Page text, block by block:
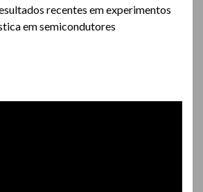
recentes em experimentos
em semicondutores